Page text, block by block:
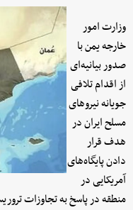
وزارت امور
خارجه یمن با
صدور بیانیه‌ای
از اقدام تلافی
جویانه نیروهای
مسلح ایران در
هدف قرار
دادن پایگاه‌های
آمریکایی در
منطقه در پاسخ به تجاوزات